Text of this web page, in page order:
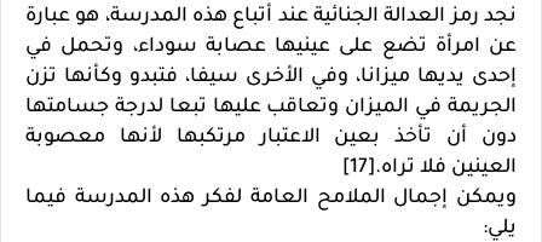
نجد رمز العدالة الجنائية عند أتباع هذه المدرسة، هو عبارة
عن امرأة تضع على عينيها عصابة سوداء، وتحمل في
إحدى يديها ميزانا، وفي الأخرى سيفا، فتبدو وكأنها تزن
الجريمة في الميزان وتعاقب عليها تبعا لدرجة جسامتها
دون أن تأخذ بعين الاعتبار مرتكبها لأنها معصوبة
العينين فلا تراه.[17]
ويمكن إجمال الملامح العامة لفكر هذه المدرسة فيما
يلي: